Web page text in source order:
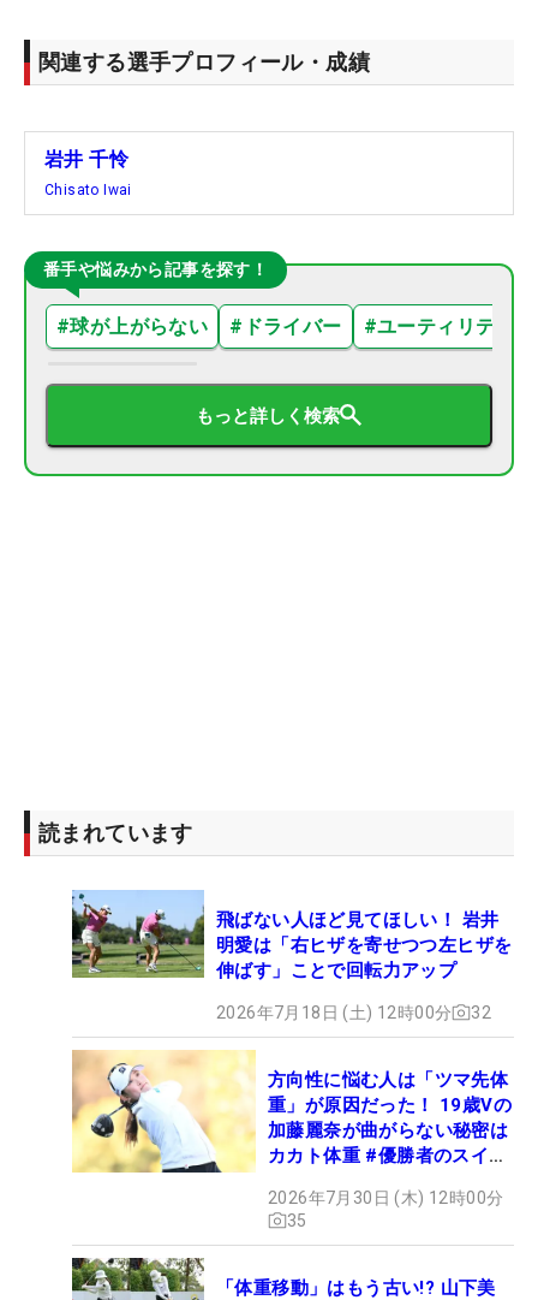
関連する選手プロフィール・成績
岩井 千怜
Chisato Iwai
番手や悩みから記事を探す！
#球が上がらない # ドライバー #ユーティリティ
もっと詳しく検索
読まれています
飛ばない人ほど見てほしい！ 岩井
明愛は「右ヒザを寄せつつ左ヒザを
伸ばす」ことで回転力アップ
2026年7月18日 (土) 12時00分 32
方向性に悩む人は「ツマ先体
重」が原因だった！ 19歳Vの
加藤麗奈が曲がらない秘密は
カカト体重 #優勝者のスイン
2026年7月30日 (木) 12時00分
35
「体重移動」はもう古い!? 山下美